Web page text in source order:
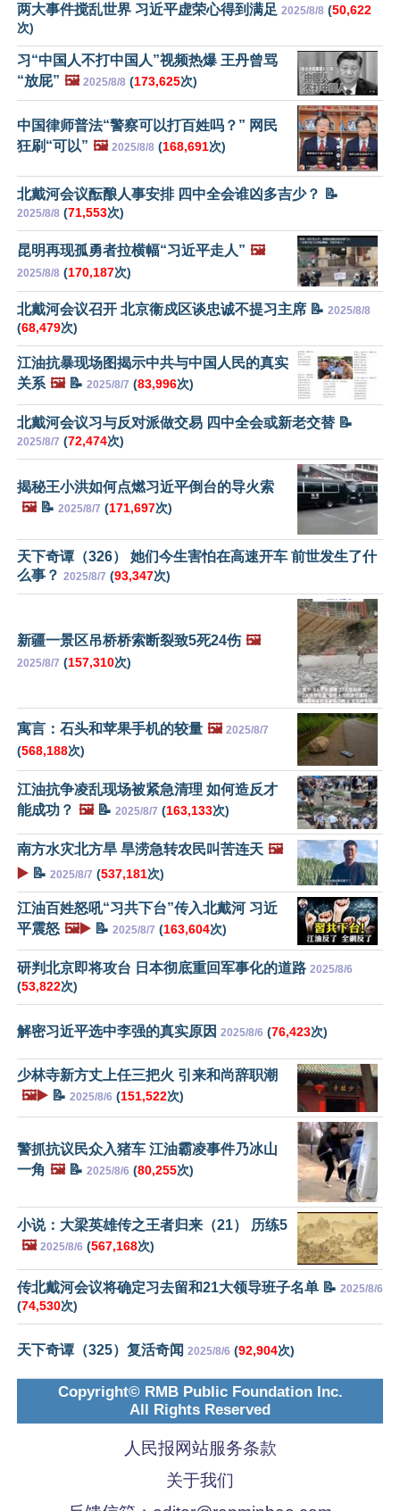
两大事件搅乱世界 习近平虚荣心得到满足 2025/8/8 (50,622
次)
习“中国人不打中国人”视频热爆 王丹曾骂
“放屁” 🖼️ 2025/8/8 (173,625次)
中国律师普法“警察可以打百姓吗？” 网民
狂刷“可以” 🖼️ 2025/8/8 (168,691次)
北戴河会议酝酿人事安排 四中全会谁凶多吉少？ 📝
2025/8/8 (71,553次)
昆明再现孤勇者拉横幅“习近平走人” 🖼️
2025/8/8 (170,187次)
北戴河会议召开 北京衞戍区谈忠诚不提习主席 📝 2025/8/8
(68,479次)
江油抗暴现场图揭示中共与中国人民的真实
关系 🖼️📝 2025/8/7 (83,996次)
北戴河会议习与反对派做交易 四中全会或新老交替 📝
2025/8/7 (72,474次)
揭秘王小洪如何点燃习近平倒台的导火索
🖼️📝 2025/8/7 (171,697次)
天下奇谭（326） 她们今生害怕在高速开车 前世发生了什
么事？ 2025/8/7 (93,347次)
新疆一景区吊桥桥索断裂致5死24伤 🖼️
2025/8/7 (157,310次)
寓言：石头和苹果手机的较量 🖼️ 2025/8/7
(568,188次)
江油抗争凌乱现场被紧急清理 如何造反才
能成功？ 🖼️📝 2025/8/7 (163,133次)
南方水灾北方旱 旱涝急转农民叫苦连天 🖼️
▶️ 📝 2025/8/7 (537,181次)
江油百姓怒吼“习共下台”传入北戴河 习近
平震怒 🖼️▶️ 📝 2025/8/7 (163,604次)
研判北京即将攻台 日本彻底重回军事化的道路 2025/8/6
(53,822次)
解密习近平选中李强的真实原因 2025/8/6 (76,423次)
少林寺新方丈上任三把火 引来和尚辞职潮
🖼️▶️ 📝 2025/8/6 (151,522次)
警抓抗议民众入猪车 江油霸凌事件乃冰山
一角 🖼️📝 2025/8/6 (80,255次)
小说：大梁英雄传之王者归来（21） 历练5
🖼️ 2025/8/6 (567,168次)
传北戴河会议将确定习去留和21大领导班子名单 📝 2025/8/6
(74,530次)
天下奇谭（325）复活奇闻 2025/8/6 (92,904次)
Copyright© RMB Public Foundation Inc.
All Rights Reserved
人民报网站服务条款
关于我们